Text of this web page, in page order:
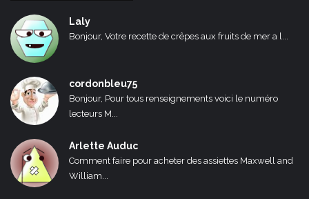
Laly
Bonjour, Votre recette de crêpes aux fruits de mer a l...
cordonbleu75
Bonjour, Pour tous renseignements voici le numéro
lecteurs M...
Arlette Auduc
Comment faire pour acheter des assiettes Maxwell and
William...